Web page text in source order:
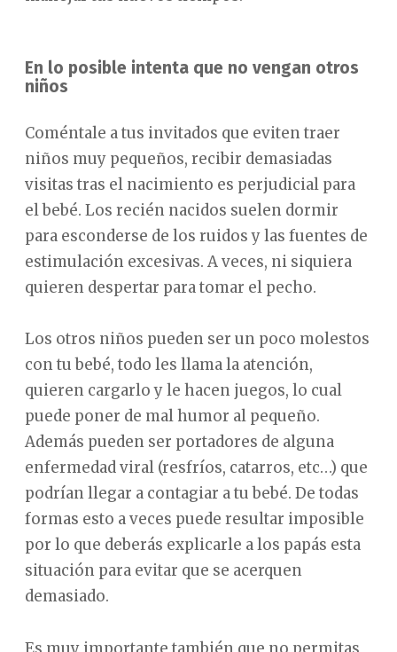
En lo posible intenta que no vengan otros
niños
Coméntale a tus invitados que eviten traer
niños muy pequeños, recibir demasiadas
visitas tras el nacimiento es perjudicial para
el bebé. Los recién nacidos suelen dormir
para esconderse de los ruidos y las fuentes de
estimulación excesivas. A veces, ni siquiera
quieren despertar para tomar el pecho.
Los otros niños pueden ser un poco molestos
con tu bebé, todo les llama la atención,
quieren cargarlo y le hacen juegos, lo cual
puede poner de mal humor al pequeño.
Además pueden ser portadores de alguna
enfermedad viral (resfríos, catarros, etc…) que
podrían llegar a contagiar a tu bebé. De todas
formas esto a veces puede resultar imposible
por lo que deberás explicarle a los papás esta
situación para evitar que se acerquen
demasiado.